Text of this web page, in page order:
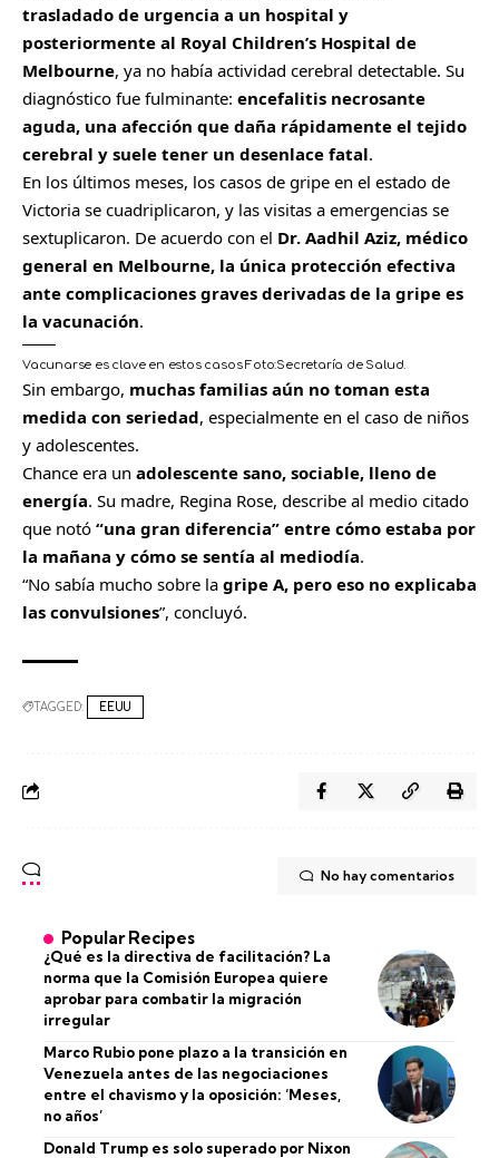
trasladado de urgencia a un hospital y
posteriormente al Royal Children’s Hospital de
Melbourne, ya no había actividad cerebral detectable. Su
diagnóstico fue fulminante: encefalitis necrosante
aguda, una afección que daña rápidamente el tejido
cerebral y suele tener un desenlace fatal.
En los últimos meses, los casos de gripe en el estado de
Victoria se cuadriplicaron, y las visitas a emergencias se
sextuplicaron. De acuerdo con el Dr. Aadhil Aziz, médico
general en Melbourne, la única protección efectiva
ante complicaciones graves derivadas de la gripe es
la vacunación.
Vacunarse es clave en estos casosFoto:Secretaría de Salud.
Sin embargo, muchas familias aún no toman esta
medida con seriedad, especialmente en el caso de niños
y adolescentes.
Chance era un adolescente sano, sociable, lleno de
energía. Su madre, Regina Rose, describe al medio citado
que notó “una gran diferencia” entre cómo estaba por
la mañana y cómo se sentía al mediodía.
“No sabía mucho sobre la gripe A, pero eso no explicaba
las convulsiones”, concluyó.
TAGGED: EEUU
No hay comentarios
Popular Recipes
¿Qué es la directiva de facilitación? La
norma que la Comisión Europea quiere
aprobar para combatir la migración
irregular
Marco Rubio pone plazo a la transición en
Venezuela antes de las negociaciones
entre el chavismo y la oposición: ‘Meses,
no años’
Donald Trump es solo superado por Nixon